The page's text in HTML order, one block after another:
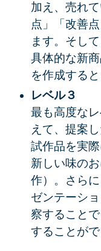
加え、売れ
点」「改善
ます。そし
具体的な新
を作成する
レベル３
最も高度な
えて、提案
試作品を実
新しい味の
作）。さら
ゼンテーシ
察すること
することがで